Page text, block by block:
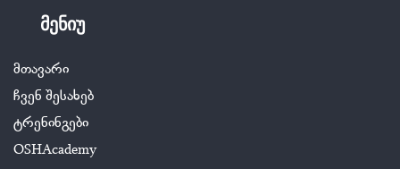
მენიუ
მთავარი
ჩვენ შესახებ
ტრენინგები
OSHAcademy